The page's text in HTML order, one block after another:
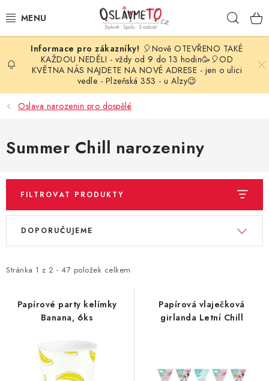
na
OSLAVA NAROZENIN
STYLOVÁ PARTY
DEKORACE A VÝZDOBA
SVATEBNÍ DOPLŇKY
BARVY NA OBLIČEJ A VLASY
BUBLIFUKY
DORTOVÉ SVÍČKY A OZDOBY
🎈Nově OTEVŘENO TAKÉ
KAŽDOU NEDĚLI - vždy od 9 do 13 hodin🥳🎈OD
KVĚTNA NÁS NAJDETE NA NOVÉ ADRESE - jen o ulici
vedle - Plzeňská 353 - u Alzy😉
Oslava narozenin pro dospělé
Summer Chill narozeniny
FILTROVAT PRODUKTY
V
i
Stránka 1 z 2 - 47 položek celkem
Ř
e
DOPORUČUJEME
Papírové party kelímky
Banana, 6ks
Papírová vlaječková
girlanda Letní Chill